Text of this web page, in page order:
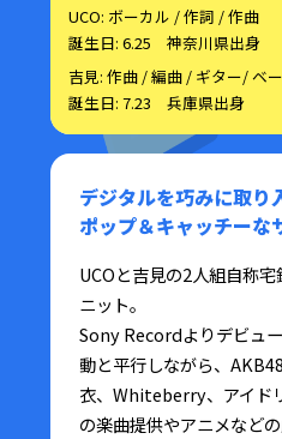
UCO: ボーカル / 作詞 / 作曲
誕生日: 6.25 神奈川県出身
吉見: 作曲 / 編曲 / ギター/ ベ
誕生日: 7.23 兵庫県出身
デジタルを巧みに取
ポップ＆キャッチーな
UCOと吉見の2人組自称
ニット。
Sony Recordよりデビュ
動と平行しながら、
衣、Whiteberry、アイド
の楽曲提供やアニメなど